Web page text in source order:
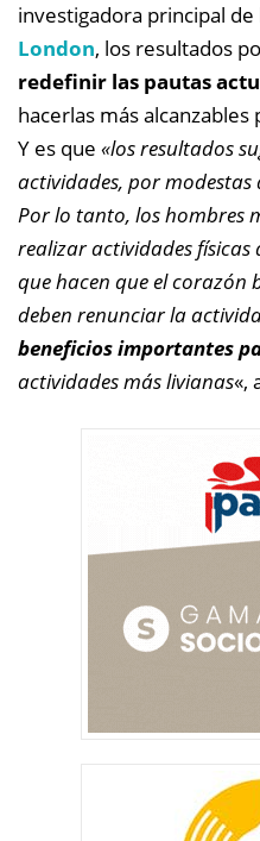
investigadora principal de
London, los resultados
redefinir las pautas
hacerlas más
Y es que «los resultados
actividades, por modestas
Por lo tanto, los hombres
realizar actividades
que hacen que el corazón
deben renunciarla
beneficios importantes
actividades más livianas«,